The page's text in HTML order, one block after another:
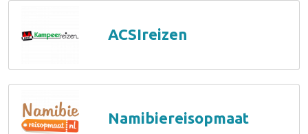
ACSIreizen
Namibiereisopmaat